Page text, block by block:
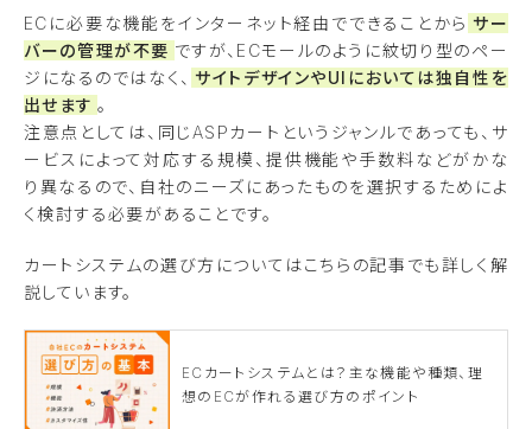
ECに必要な機能をインターネット経由でできることから サー
バーの管理が不要 ですが、ECモールのように紋切り型のペー
ジになるのではなく、 サイトデザインやUIにおいては独自性を
出せます 。
注意点としては、同じASPカートというジャンルであっても、サ
ービスによって対応する規模、提供機能や手数料などがかな
り異なるので、自社のニーズにあったものを選択するためによ
く検討する必要があることです。
カートシステムの選び方についてはこちらの記事でも詳しく解
説しています。
ECカートシステムとは？主な機能や種類、理
想のECが作れる選び方のポイント